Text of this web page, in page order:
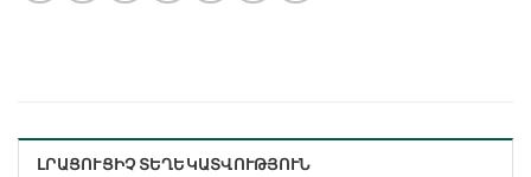
ԼՐԱՑՈՒՑԻՉ ՏԵՂԵԿԱՏՎՈՒԹՅՈՒՆ